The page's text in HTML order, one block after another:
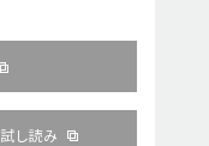
試し読み